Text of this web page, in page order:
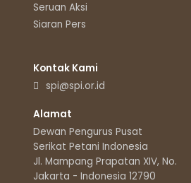
Seruan Aksi
Siaran Pers
Kontak Kami
spi@spi.or.id
Alamat
Dewan Pengurus Pusat
Serikat Petani Indonesia
Jl. Mampang Prapatan XIV, No.11
Jakarta - Indonesia 12790